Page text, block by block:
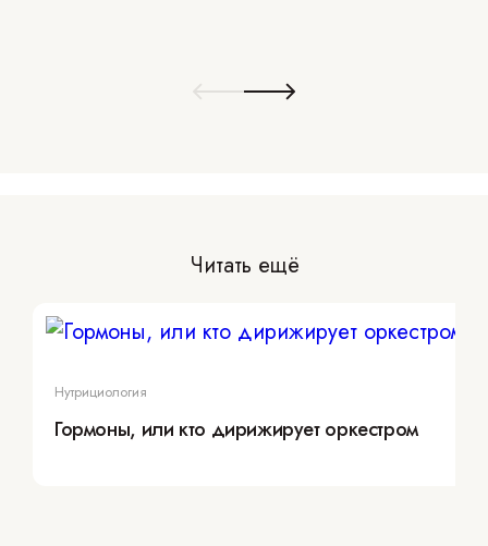
Читать ещё
Нутрициология
Гормоны, или кто дирижирует оркестром